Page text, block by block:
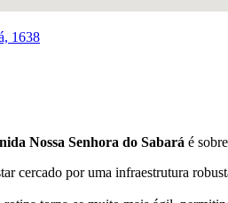
1638
Nossa Senhora do Sabará é
cercado por uma infraestrutura